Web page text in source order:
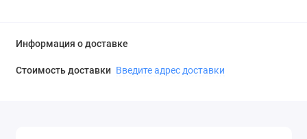
Информация о доставке
Стоимость доставки Введите адрес доставки